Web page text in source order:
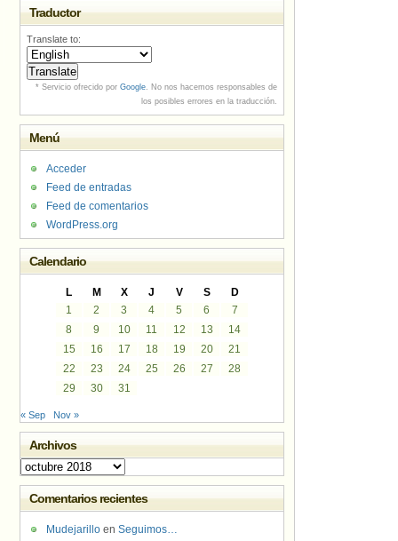
Traductor
Translate to:
* Servicio ofrecido por Google. No nos hacemos responsables de
los posibles errores en la traducción.
Menú
Acceder
Feed de entradas
Feed de comentarios
WordPress.org
Calendario
L M X J V S
D
1
2 3 4 5 6
7
8
9 10 11 12 13
14
15
16 17 18 19 20
21
22
23 24 25 26 27
28
29
30 31
« Sep Nov »
Archivos
Archivos
Comentarios recientes
Mudejarillo en Seguimos…